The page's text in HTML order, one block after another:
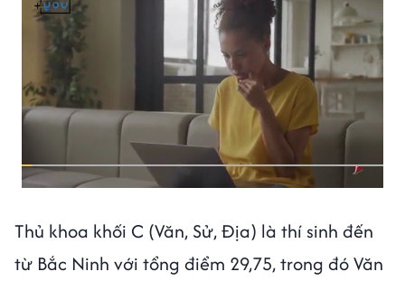
Thủ khoa khối C (Văn, Sử, Địa) là thí sinh đến
từ Bắc Ninh với tổng điểm 29,75, trong đó Văn